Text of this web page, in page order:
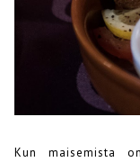
Kun maisemista